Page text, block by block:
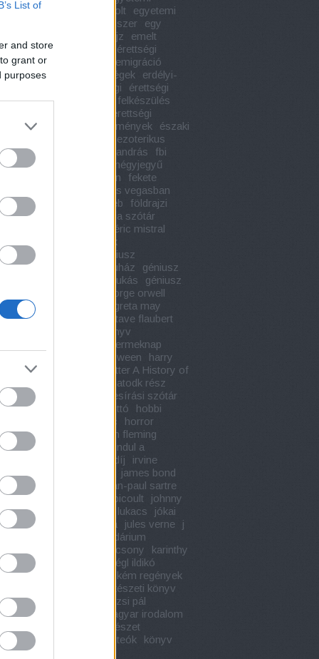
List of
and store
grant or
purposes
egyetemi könyvesbolt
egyetemi
egyszer
egy
életrajz
emelt
szóbeli tételek
emelt érettségi
emelt szintű érettségi
emigráció
engem láss érdekességek
erdélyi-
érettségi
érettségi
érettségi 2020
érettségi felkészülés
érettségi
érettségi tételek események
északi
ezoterikus
e l james fáy andrás
fbi
fedor vilmos
fehér négyjegyű
fekete istván
fekete
félelem és reszketés las vegasban
foci eb
földrajzi
francia irodalom
francia szótár
frédéric mistral
útikalauz stopposoknak
géniusz
géniusz könyváruház
géniusz
géniusz mikukás
géniusz
george orwell
gogol
greta may
ölelj és ölj
gustave flaubert
gyerekkönyv
gyermeknap
halloween
harry
Harry Potter
Harry Potter A History of
hatodk rész
hells angels
helyesírási szótár
david thoreau
herman ottó
hobbi
honore de balzac
horror
s thompson
ian fleming
könyv
indul a
ingyenes szállítási díj
irvine
james bond
jaroslav hasek
jean-paul sartre
jodi picoult
johnny
john edgar hoover john lukacs
jókai
attila juhász gyula jules verne
j
kalendárium
karácsony
karinthy
karl may
kégl ildikó
kégl ildikó életszag
kém regények
kertészeti könyv
kinizsi pál
károly
klasszikus magyar irodalom
költészet
kondor vilmos konteók
könyv